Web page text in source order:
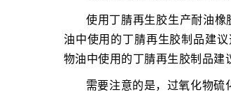
使用丁腈再生胶生产耐油
油中使用的丁腈再生胶制品建
物油中使用的丁腈再生胶制品建
需要注意的是，过氧化物